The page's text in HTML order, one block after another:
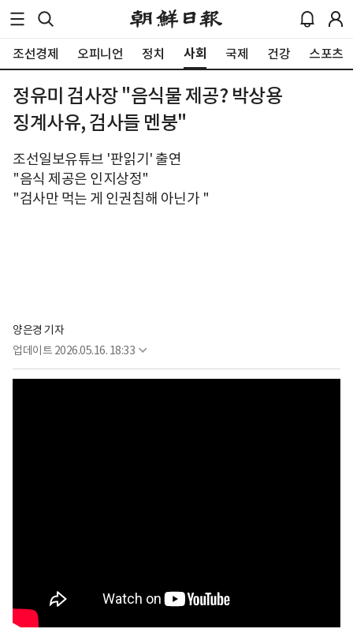
조선경제 오피니언 정치 사회 국제 건강 스포츠
정유미 검사장 "음식물 제공? 박상용
징계사유, 검사들 멘붕"
조선일보유튜브 '판읽기' 출연
"음식 제공은 인지상정"
"검사만 먹는 게 인권침해 아닌가 "
양은경 기자
업데이트 2026.05.16. 18:33